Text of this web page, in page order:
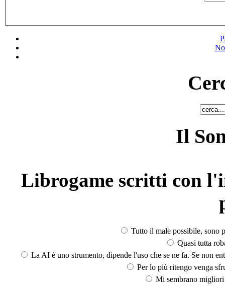
Il
Librogame scritti con
Tutto il male possibile, sono
Quasi tutta
La AI è uno strumento, dipende l'uso che se ne fa. Se non
Per lo più ritengo venga
Mi sembrano